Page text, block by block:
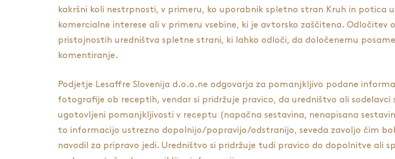
kakršni koli nestrpnosti, v primeru, ko uporabnik spletno stran Kruh in potica
komercialne interese ali v primeru vsebine, ki je avtorsko zaščitena.
pristojnostih uredništva spletne strani, ki lahko odloči, da določenemu
komentiranje.
Podjetje Lesaffre Slovenija d.o.o.ne odgovarja za pomanjkljivo podane
fotografije ob receptih, vendar si pridržuje pravico, da uredništvo ali sodelavci
ugotovljeni pomanjkljivosti v receptu (napačna sestavina, nenapisana
to informacijo ustrezno dopolnijo/popravijo/odstranijo, seveda zavoljo čim
navodil za pripravo jedi. Uredništvo si pridržuje tudi pravico do dopolnitve ali